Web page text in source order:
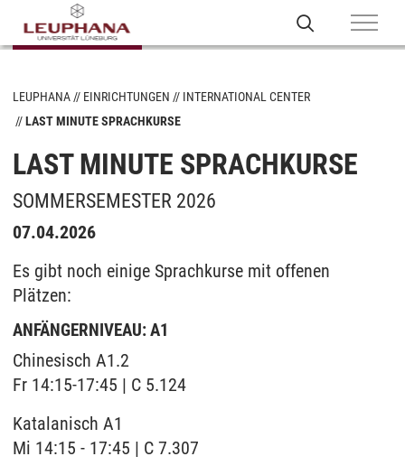
LEUPHANA EINRICHTUNGEN
INTERNATIONAL CENTER
LAST MINUTE SPRACHKURSE
LAST MINUTE SPRACHKURSE
SOMMERSEMESTER 2026
07.04.2026
Es gibt noch einige Sprachkurse mit offenen
Plätzen:
ANFÄNGERNIVEAU: A1
Chinesisch A1.2
Fr 14:15-17:45 | C 5.124
Katalanisch A1
Mi 14:15 - 17:45 | C 7.307